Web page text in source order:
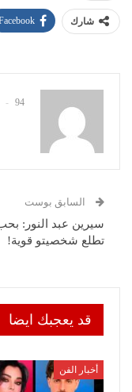
شارك
94 المشاركات
السابق بوست
سيرين عبد النور:
تطلع شخصيتو قوية!
قد يعجبك ايضا
أخبار الفن